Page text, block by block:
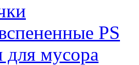
PS
мусора